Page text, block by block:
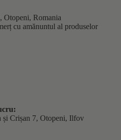
Otopeni, Romania
cu amănuntul al produselor
și Crișan 7, Otopeni, Ilfov